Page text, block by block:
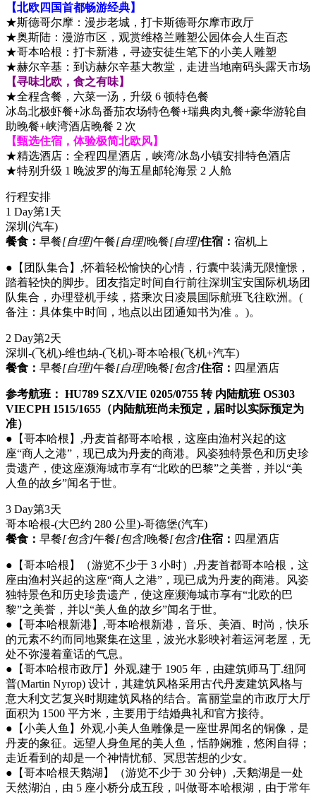
【北欧四国首都畅游经典】
★斯德哥尔摩：漫步老城，打卡斯德哥尔摩市政厅
★奥斯陆：漫游市区，观赏维格兰雕塑公园体会人生百态
★哥本哈根：打卡新港，寻迹安徒生笔下的小美人雕塑
★赫尔辛基：到访赫尔辛基大教堂，走进当地南码头露天市场
【寻味北欧，食之有味】
★全程含餐，六菜一汤，升级 6 顿特色餐
冰岛北极虾餐+冰岛番茄农场特色餐+瑞典肉丸餐+豪华游轮自
助晚餐+峡湾酒店晚餐 2 次
【甄选住宿，体验极简北欧风】
★精选酒店：全程四星酒店，峡湾/冰岛小镇安排特色酒店
★特别升级 1 晚波罗的海五星邮轮海景 2 人舱
行程安排
1 Day第1天
深圳 (汽车)
餐食： 早餐[自理]午餐[自理]晚餐[自理]住宿： 宿机上
●【团队集合】,怀着轻松愉快的心情，行囊中装满无限憧憬，
踏着轻快的脚步。团友指定时间自行前往深圳宝安国际机场团
队集合，办理登机手续，搭乘次日凌晨国际航班飞往欧洲。(
备注：具体集中时间，地点以出团通知书为准 。)。
2 Day第2天
深圳-(飞机)-维也纳-(飞机)-哥本哈根(飞机+汽车)
餐食： 早餐[自理]午餐[自理]晚餐[包含]住宿： 四星酒店
参考航班： HU789 SZX/VIE 0205/0755 转 内陆航班 OS303
VIECPH 1515/1655（内陆航班尚未预定，届时以实际预定为
准）
●【哥本哈根】,丹麦首都哥本哈根，这座由渔村兴起的这
座“商人之港”，现已成为丹麦的商港。风姿独特景色和历史珍
贵遗产，使这座濒海城市享有“北欧的巴黎”之美誉，并以“美
人鱼的故乡”闻名于世。
3 Day第3天
哥本哈根-(大巴约 280 公里)-哥德堡(汽车)
餐食： 早餐[包含]午餐[包含]晚餐[包含]住宿： 四星酒店
●【哥本哈根】（游览不少于 3 小时）,丹麦首都哥本哈根，这
座由渔村兴起的这座“商人之港”，现已成为丹麦的商港。风姿
独特景色和历史珍贵遗产，使这座濒海城市享有“北欧的巴
黎”之美誉，并以“美人鱼的故乡”闻名于世。
●【哥本哈根新港】,哥本哈根新港，音乐、美酒、时尚，快乐
的元素不约而同地聚集在这里，波光水影映衬着运河老屋，无
处不弥漫着童话的气息。
●【哥本哈根市政厅】外观,建于 1905 年，由建筑师马丁.纽阿
普(Martin Nyrop) 设计，其建筑风格采用古代丹麦建筑风格与
意大利文艺复兴时期建筑风格的结合。富丽堂皇的市政厅大厅
面积为 1500 平方米，主要用于结婚典礼和官方接待。
●【小美人鱼】外观,小美人鱼雕像是一座世界闻名的铜像，是
丹麦的象征。远望人身鱼尾的美人鱼，恬静娴雅，悠闲自得；
走近看到的却是一个神情忧郁、冥思苦想的少女。
●【哥本哈根天鹅湖】（游览不少于 30 分钟）,天鹅湖是一处
天然湖泊，由 5 座小桥分成五段，叫做哥本哈根湖，由于常年